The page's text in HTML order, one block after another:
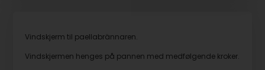
Vindskjerm til paellabrännaren.
Vindskjermen henges på pannen med medfølgende kroker.